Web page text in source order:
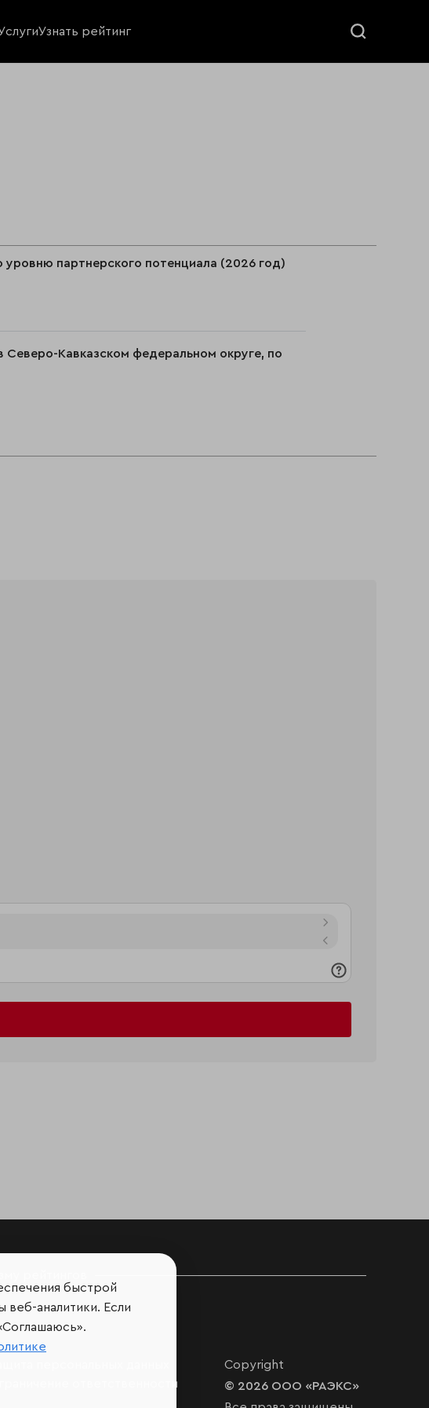
Узнать рейтинг
партнерского потенциала (2026 год)
Северо-Кавказском федеральном округе, по
ответственности
Copyright
© 2026 ООО «РАЭКС»
быстрой
веб-аналитики. Если